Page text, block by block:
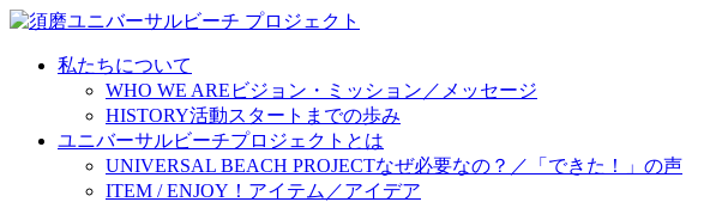
私たちについて
WHO WE ARE ビジョン・ミッション／メッセージ
HISTORY活動スタートまでの歩み
ユニバーサルビーチプロジェクトとは
UNIVERSAL BEACH PROJECTなぜ必要なの？／「できた！」の声
ITEM / ENJOY！ アイテム／アイデア